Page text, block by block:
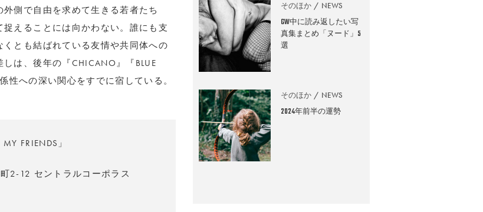
側で自由を求めて生きる若者たち
えることには向かわない。誰にも支
とも結ばれている友情や共同体への
は、後年の『CHICANO』『BLUE
性への深い関心をすでに宿している。
FRIENDS」
2-12 セントラルコーポラス
そのほか NEWS
GW中に読み返したい写
真集まとめ「ヌード」5
選
そのほか NEWS
2024年前半の運勢